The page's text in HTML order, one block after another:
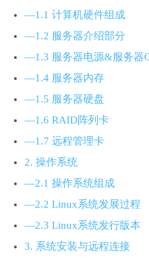
—1.1 计算机硬件组成
—1.2 服务器介绍部分
—1.3 服务器电源&服务器
—1.4 服务器内存
—1.5 服务器硬盘
—1.6 RAID阵列卡
—1.7 远程管理卡
2. 操作系统
—2.1 操作系统组成
—2.2 Linux系统发展过程
—2.3 Linux系统发行版本
3. 系统安装与远程连接